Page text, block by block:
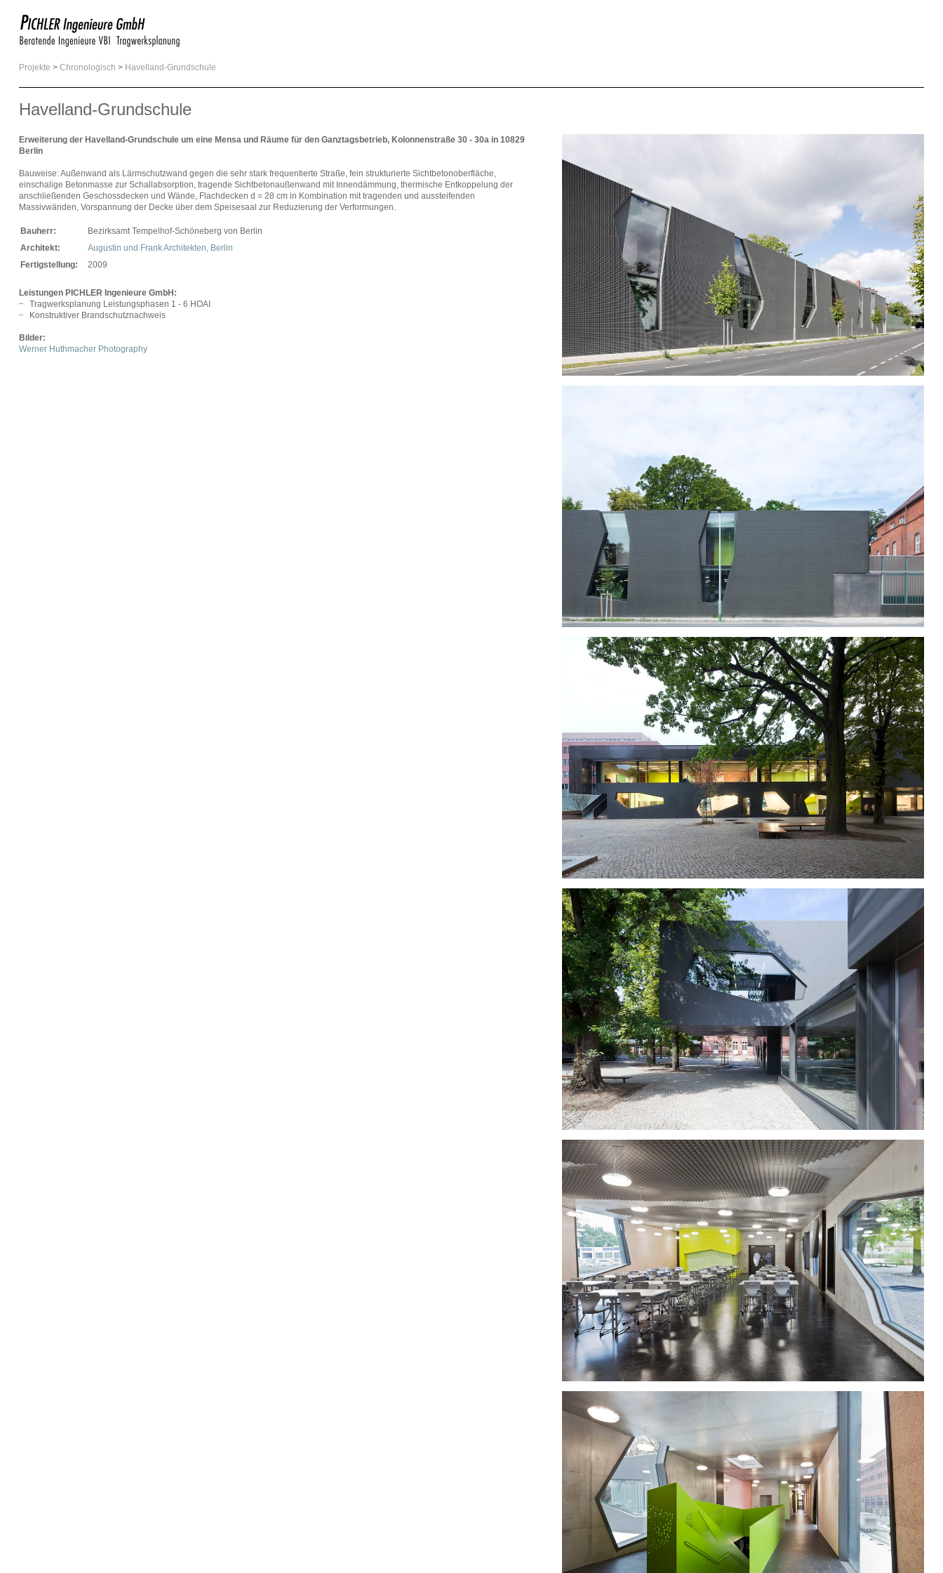
Projekte > Chronologisch > Havelland-Grundschule
Havelland-Grundschule
Erweiterung der Havelland-Grundschule um eine Mensa und Räume für den Ganztagsbetrieb, Kolonnenstraße 30 - 30a in 10829
Berlin
Bauweise: Außenwand als Lärmschutzwand gegen die sehr stark frequentierte Straße, fein strukturierte Sichtbetonoberfläche,
einschalige Betonmasse zur Schallabsorption, tragende Sichtbetonaußenwand mit Innendämmung, thermische Entkoppelung der
anschließenden Geschossdecken und Wände, Flachdecken d = 28 cm in Kombination mit tragenden und aussteifenden
Massivwänden, Vorspannung der Decke über dem Speisesaal zur Reduzierung der Verformungen.
Bauherr:
Bezirksamt Tempelhof-Schöneberg von Berlin
Architekt:
Augustin und Frank Architekten, Berlin
Fertigstellung:
2009
Leistungen PICHLER Ingenieure GmbH:
Tragwerksplanung Leistungsphasen 1 - 6 HOAI
Konstruktiver Brandschutznachweis
Bilder:
Werner Huthmacher Photography